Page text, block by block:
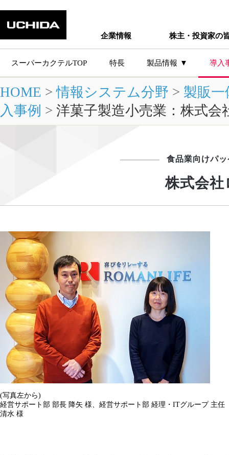
企業情報 株主・投資家の
スーパーカクテルTOP 特長 製品情報
主な製品シ
導入
HOME >情報システム分野 > 製販
入事例 > 洋菓子製造小売業：株式会
食品業向けパ
株式会
(写真左から)
経営サポート部 部長 降矢 様、経営サポート部 経理・ITグループ 主任
清水 様